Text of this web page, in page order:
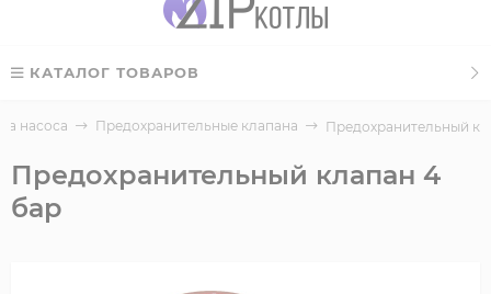
КАТАЛОГ ТОВАРОВ
насоса Предохранительные клапана Предохранительный
Предохранительный клапан 4
бар